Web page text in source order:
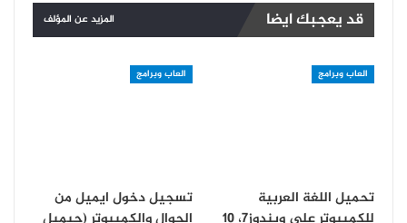
قد يعجبك ايضا المزيد عن المؤلف
العاب وبرامج
تحميل اللغة العربية
العاب وبرامج
تسجيل دخول ايميل من